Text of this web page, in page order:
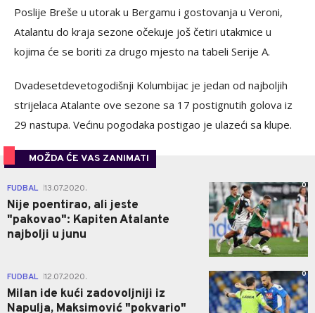
Poslije Breše u utorak u Bergamu i gostovanja u Veroni,
Atalantu do kraja sezone očekuje još četiri utakmice u
kojima će se boriti za drugo mjesto na tabeli Serije A.
Dvadesetdevetogodišnji Kolumbijac je jedan od najboljih
strijelaca Atalante ove sezone sa 17 postignutih golova iz
29 nastupa. Većinu pogodaka postigao je ulazeći sa klupe.
MOŽDA ĆE VAS ZANIMATI
FUDBAL 13.07.2020.
Nije poentirao, ali jeste
"pakovao": Kapiten Atalante
najbolji u junu
0
FUDBAL 12.07.2020.
Milan ide kući zadovoljniji iz
Napulja, Maksimović "pokvario"
0